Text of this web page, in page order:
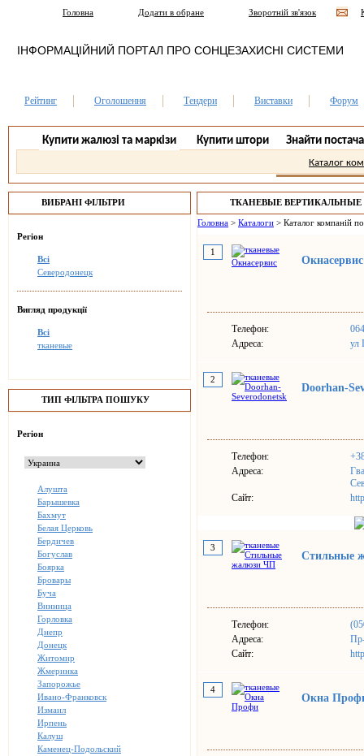
Головна Додати в обране Зворотній зв'язок
ІНФОРМАЦІЙНИЙ ПОРТАЛ ПРО СОНЦЕЗАХИСНІ СИСТЕМИ
Рейтинг Оголошення Тендери Виставки Форум
Купити жалюзі та маркізи Купити штори Знайти
Каталог
ВИБРАНІ ФІЛЬТРИ
Регіон
Всі
Северодонецк
Вигляд продукції
Всі
тканевые
ТИП ФІЛЬТРА ПОШУКУ
Регіон
Алушта
Барышевка
Бахмут
Белая Церковь
Бердичев
Богуслав
Боярка
Бровары
Буча
Винница
Горловка
Днепр
Донецк
Житомир
Жмеринка
Запорожье
Ивано-Франковск
Измаил
Ирпень
Калуш
Каменец-Подольский
ТКАНЕВЫЕ
СЕВЕРОДОНЕЦК.
Головна > Каталоги > Каталог компаній
1
Окнасервис
Телефон:
Адреса:
ул
2
Doorhan-
Телефон:
Адреса:
Сайт:
3
Стильные
Телефон:
Адреса:
Сайт:
4
Окна